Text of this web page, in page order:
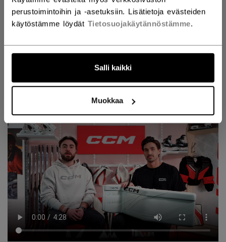
perustoimintoihin ja -asetuksiin. Lisätietoja evästeiden
käytöstämme löydät Tietosuojakäytännöstämme.
Salli kaikki
Muokkaa